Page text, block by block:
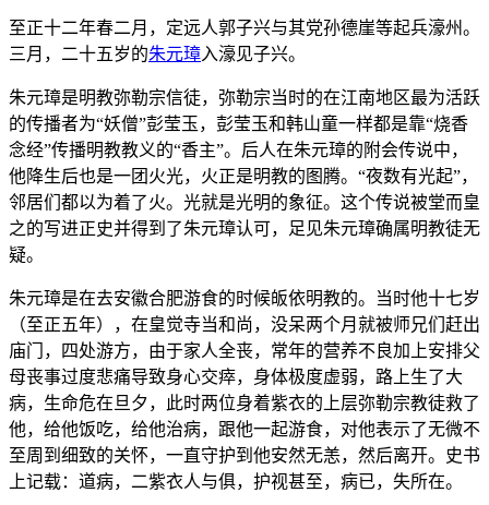
至正十二年春二月，定远人郭子兴与其党孙德崖等起兵濠州。
三月，二十五岁的朱元璋入濠见子兴。
朱元璋是明教弥勒宗信徒，弥勒宗当时的在江南地区最为活跃
的传播者为“妖僧”彭莹玉，彭莹玉和韩山童一样都是靠“烧香
念经”传播明教教义的“香主”。后人在朱元璋的附会传说中，
他降生后也是一团火光，火正是明教的图腾。“夜数有光起”，
邻居们都以为着了火。光就是光明的象征。这个传说被堂而皇
之的写进正史并得到了朱元璋认可，足见朱元璋确属明教徒无
疑。
朱元璋是在去安徽合肥游食的时候皈依明教的。当时他十七岁
（至正五年），在皇觉寺当和尚，没呆两个月就被师兄们赶出
庙门，四处游方，由于家人全丧，常年的营养不良加上安排父
母丧事过度悲痛导致身心交瘁，身体极度虚弱，路上生了大
病，生命危在旦夕，此时两位身着紫衣的上层弥勒宗教徒救了
他，给他饭吃，给他治病，跟他一起游食，对他表示了无微不
至周到细致的关怀，一直守护到他安然无恙，然后离开。史书
上记载：道病，二紫衣人与俱，护视甚至，病已，失所在。